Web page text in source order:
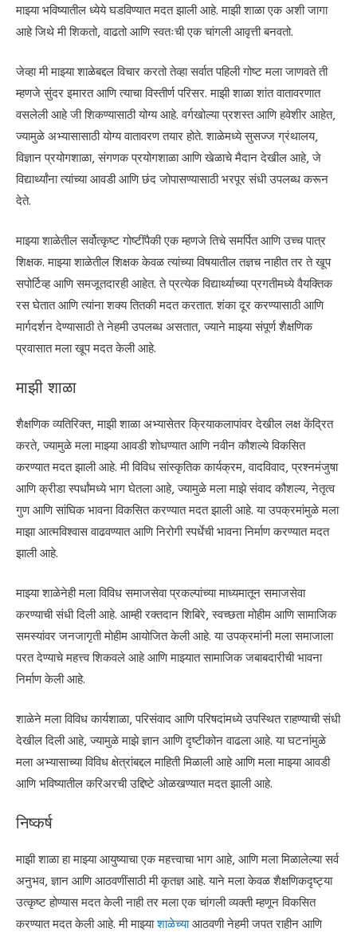
माझ्या भविष्यातील ध्येये घडविण्यात मदत झाली आहे. माझी शाळा एक अशी जागा
आहे जिथे मी शिकतो, वाढतो आणि स्वतःची एक चांगली आवृत्ती बनवतो.
जेव्हा मी माझ्या शाळेबद्दल विचार करतो तेव्हा सर्वात पहिली गोष्ट मला जाणवते ती
म्हणजे सुंदर इमारत आणि त्याचा विस्तीर्ण परिसर. माझी शाळा शांत वातावरणात
वसलेली आहे जी शिकण्यासाठी योग्य आहे. वर्गखोल्या प्रशस्त आणि हवेशीर आहेत,
ज्यामुळे अभ्यासासाठी योग्य वातावरण तयार होते. शाळेमध्ये सुसज्ज ग्रंथालय,
विज्ञान प्रयोगशाळा, संगणक प्रयोगशाळा आणि खेळाचे मैदान देखील आहे, जे
विद्यार्थ्यांना त्यांच्या आवडी आणि छंद जोपासण्यासाठी भरपूर संधी उपलब्ध करून
देते.
माझ्या शाळेतील सर्वोत्कृष्ट गोष्टींपैकी एक म्हणजे तिचे समर्पित आणि उच्च पात्र
शिक्षक. माझ्या शाळेतील शिक्षक केवळ त्यांच्या विषयातील तज्ञच नाहीत तर ते खूप
सपोर्टिव्ह आणि समजूतदारही आहेत. ते प्रत्येक विद्यार्थ्याच्या प्रगतीमध्ये वैयक्तिक
रस घेतात आणि त्यांना शक्य तितकी मदत करतात. शंका दूर करण्यासाठी आणि
मार्गदर्शन देण्यासाठी ते नेहमी उपलब्ध असतात, ज्याने माझ्या संपूर्ण शैक्षणिक
प्रवासात मला खूप मदत केली आहे.
माझी शाळा
शैक्षणिक व्यतिरिक्त, माझी शाळा अभ्यासेतर क्रियाकलापांवर देखील लक्ष केंद्रित
करते, ज्यामुळे मला माझ्या आवडी शोधण्यात आणि नवीन कौशल्ये विकसित
करण्यात मदत झाली आहे. मी विविध सांस्कृतिक कार्यक्रम, वादविवाद, प्रश्नमंजुषा
आणि क्रीडा स्पर्धांमध्ये भाग घेतला आहे, ज्यामुळे मला माझे संवाद कौशल्य, नेतृत्व
गुण आणि सांघिक भावना विकसित करण्यात मदत झाली आहे. या उपक्रमांमुळे मला
माझा आत्मविश्वास वाढवण्यात आणि निरोगी स्पर्धेची भावना निर्माण करण्यात मदत
झाली आहे.
माझ्या शाळेनेही मला विविध समाजसेवा प्रकल्पांच्या माध्यमातून समाजसेवा
करण्याची संधी दिली आहे. आम्ही रक्तदान शिबिरे, स्वच्छता मोहीम आणि सामाजिक
समस्यांवर जनजागृती मोहीम आयोजित केली आहे. या उपक्रमांनी मला समाजाला
परत देण्याचे महत्त्व शिकवले आहे आणि माझ्यात सामाजिक जबाबदारीची भावना
निर्माण केली आहे.
शाळेने मला विविध कार्यशाळा, परिसंवाद आणि परिषदांमध्ये उपस्थित राहण्याची संधी
देखील दिली आहे, ज्यामुळे माझे ज्ञान आणि दृष्टीकोन वाढला आहे. या घटनांमुळे
मला अभ्यासाच्या विविध क्षेत्रांबद्दल माहिती मिळाली आहे आणि मला माझ्या आवडी
आणि भविष्यातील करिअरची उद्दिष्टे ओळखण्यात मदत झाली आहे.
निष्कर्ष
माझी शाळा हा माझ्या आयुष्याचा एक महत्त्वाचा भाग आहे, आणि मला मिळालेल्या सर्व
अनुभव, ज्ञान आणि आठवणींसाठी मी कृतज्ञ आहे. याने मला केवळ शैक्षणिकदृष्ट्या
उत्कृष्ट होण्यास मदत केली नाही तर मला एक चांगली व्यक्ती म्हणून विकसित
करण्यात मदत केली आहे. मी माझ्याशाळेच्याआठवणी नेहमी जपत राहीन आणि